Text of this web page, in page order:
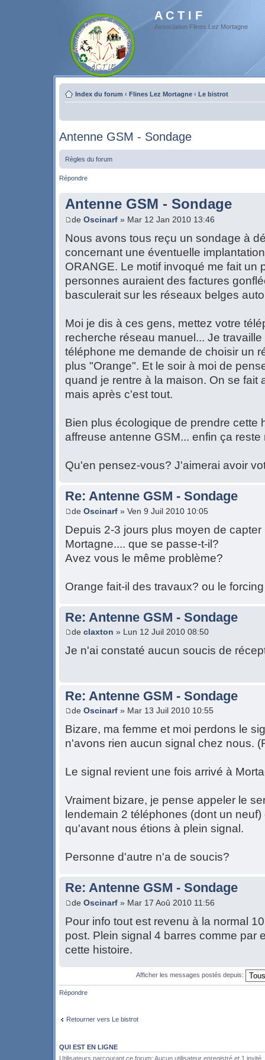
A C T I F
Association Flines Lez Mortagne
Index du forum ‹ Flines Lez Mortagne ‹ Le bistrot
Antenne GSM - Sondage
Règles du forum
Répondre
Antenne GSM - Sondage
de Oscinarf » Mar 12 Jan 2010 13:46
Nous avons tous reçu un sondage à
concernant une éventuelle
ORANGE. Le motif invoqué me fait un
personnes auraient des factures
basculerait sur les réseaux belges
Moi je dis à ces gens, mettez votre
recherche réseau manuel... Je
téléphone me demande de choisir un
plus "Orange". Et le soir à moi de
quand je rentre à la maison. On se fait
mais après c'est tout.
Bien plus écologique de prendre cette
affreuse antenne GSM... enfin ça
Qu'en pensez-vous? J'aimerai avoir
Re: Antenne GSM - Sondage
de Oscinarf » Ven 9 Juil 2010 10:05
Depuis 2-3 jours plus moyen de
Mortagne.... que se passe-t-il?
Avez vous le même problème?
Orange fait-il des travaux? ou le
Re: Antenne GSM - Sondage
de claxton » Lun 12 Juil 2010 08:50
Je n'ai constaté aucun soucis de
Re: Antenne GSM - Sondage
de Oscinarf » Mar 13 Juil 2010 10:55
Bizare, ma femme et moi perdons le
n'avons rien aucun signal chez nous.
Le signal revient une fois arrivé à
Vraiment bizare, je pense appeler le
lendemain 2 téléphones (dont un
qu'avant nous étions à plein signal.
Personne d'autre n'a de soucis?
Re: Antenne GSM - Sondage
de Oscinarf » Mar 17 Aoû 2010 11:56
Pour info tout est revenu à la normal
post. Plein signal 4 barres comme par
cette histoire.
Afficher les messages postés depuis:
Répondre
Retourner vers Le bistrot
QUI EST EN LIGNE
Utilisateurs parcourant ce forum: Aucun utilisateur enregistré et 1 invité